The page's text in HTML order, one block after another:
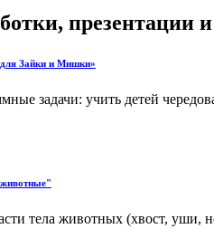
презентации
для Зайки и Мишки»
задачи: учить детей
животные"
тела животных (хвост,